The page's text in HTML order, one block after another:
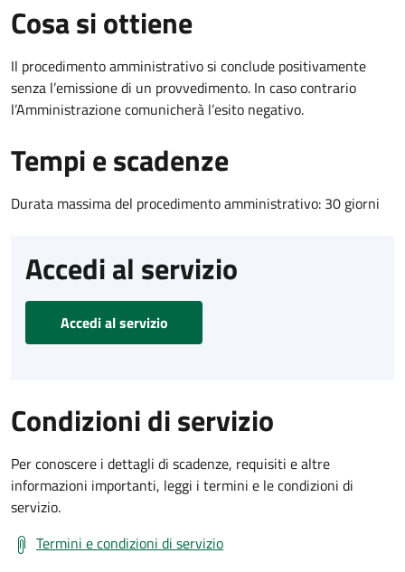
Cosa si ottiene
Il procedimento amministrativo si conclude positivamente
senza l’emissione di un provvedimento. In caso contrario
l’Amministrazione comunicherà l’esito negativo.
Tempi e scadenze
Durata massima del procedimento amministrativo: 30 giorni
Accedi al servizio
Accedi al servizio
Condizioni di servizio
Per conoscere i dettagli di scadenze, requisiti e altre
informazioni importanti, leggi i termini e le condizioni di
servizio.
Termini e condizioni di servizio